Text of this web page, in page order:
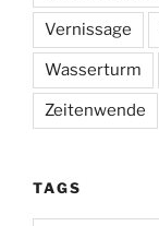
Vernissage
Wasserturm
Zeitenwende
TAGS